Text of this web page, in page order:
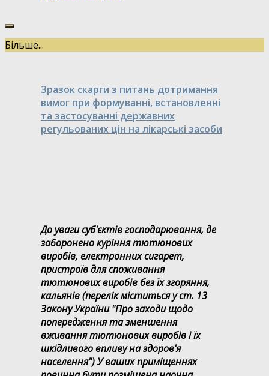
Більше...
Зразок скарги з питань дотримання
вимог при формуванні, встановленні
та застосуванні державних
регульованих цін на лікарські засоби
До уваги суб'єктів господарювання, де
заборонено куріння тютюнових
виробів, електронних сигарет,
пристроїв для споживання
тютюнових виробів без їх згоряння,
кальянів (перелік міститься у ст. 13
Закону України "Про заходи щодо
попередження та зменшення
вживання тютюнових виробів і їх
шкідливого впливу на здоров'я
населення") У ваших приміщеннях